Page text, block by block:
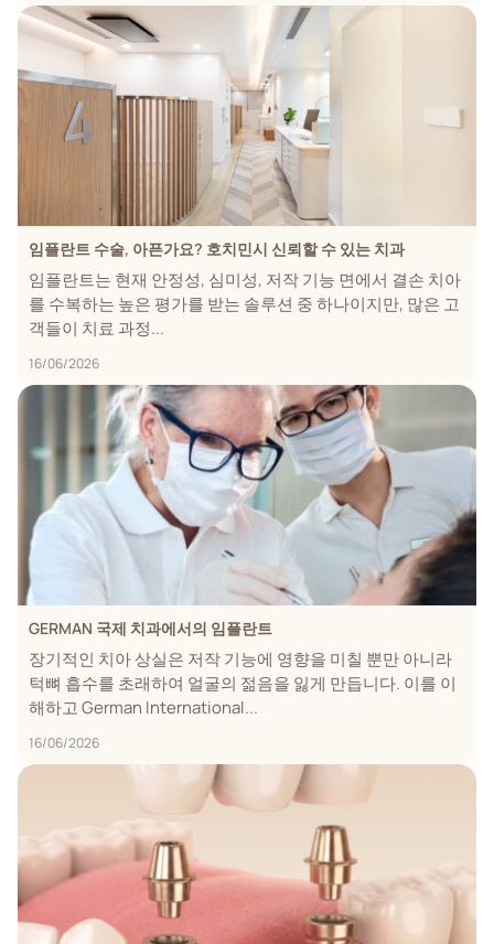
임플란트 수술, 아픈가요? 호치민시 신뢰할 수 있는 치과
임플란트는 현재 안정성, 심미성, 저작 기능 면에서 결손 치아
를 수복하는 높은 평가를 받는 솔루션 중 하나이지만, 많은 고
객들이 치료 과정...
16/06/2026
GERMAN 국제 치과에서의 임플란트
장기적인 치아 상실은 저작 기능에 영향을 미칠 뿐만 아니라
턱뼈 흡수를 초래하여 얼굴의 젊음을 잃게 만듭니다. 이를 이
해하고 German International...
16/06/2026